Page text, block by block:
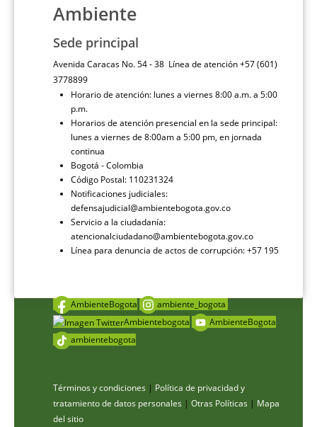
Ambiente
Sede principal
Avenida Caracas No. 54 - 38 Línea de atención +57 (601)
3778899
Horario de atención: lunes a viernes 8:00 a.m. a 5:00
p.m.
Horarios de atención presencial en la sede principal:
lunes a viernes de 8:00am a 5:00 pm, en jornada
continua
Bogotá - Colombia
Código Postal: 110231324
Notificaciones judiciales:
defensajudicial@ambientebogota.gov.co
Servicio a la ciudadanía:
atencionalciudadano@ambientebogota.gov.co
Línea para denuncia de actos de corrupción: +57 195
AmbienteBogota
ambiente_bogota
Ambientebogota
AmbienteBogota
ambientebogota
Términos y condiciones | Política de privacidad y
tratamiento de datos personales | Otras Políticas | Mapa
del sitio